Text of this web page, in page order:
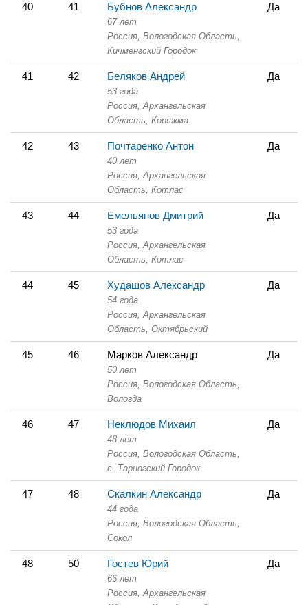
40 41 Бубнов Александр
67 лет
Россия, Вологодская Область,
Кичменгский Городок
Да
41 42 Беляков Андрей
53 года
Россия, Архангельская
Область, Коряжма
Да
42 43 Почтаренко Антон
40 лет
Россия, Архангельская
Область, Котлас
Да
43 44 Емельянов Дмитрий
53 года
Россия, Архангельская
Область, Котлас
Да
44 45 Худашов Александр
54 года
Россия, Архангельская
Область, Октябрьский
Да
45 46 Марков Александр
50 лет
Россия, Вологодская Область,
Вологда
Да
46 47 Неклюдов Михаил
48 лет
Россия, Вологодская Область,
с. Тарногский Городок
Да
47 48 Скалкин Александр
44 года
Россия, Вологодская Область,
Сокол
Да
48 50 Гостев Юрий
66 лет
Россия, Архангельская
Да